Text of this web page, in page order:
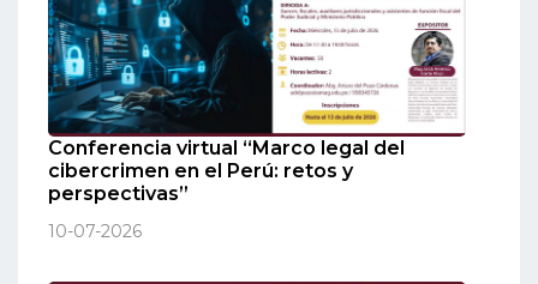
Conferencia virtual “Marco legal del
cibercrimen en el Perú: retos y
perspectivas”
10-07-2026